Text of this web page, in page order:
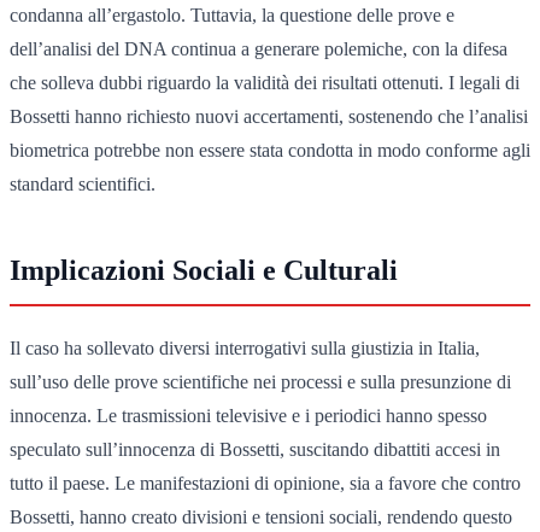
condanna all’ergastolo. Tuttavia, la questione delle prove e
dell’analisi del DNA continua a generare polemiche, con la difesa
che solleva dubbi riguardo la validità dei risultati ottenuti. I legali di
Bossetti hanno richiesto nuovi accertamenti, sostenendo che l’analisi
biometrica potrebbe non essere stata condotta in modo conforme agli
standard scientifici.
Implicazioni Sociali e Culturali
Il caso ha sollevato diversi interrogativi sulla giustizia in Italia,
sull’uso delle prove scientifiche nei processi e sulla presunzione di
innocenza. Le trasmissioni televisive e i periodici hanno spesso
speculato sull’innocenza di Bossetti, suscitando dibattiti accesi in
tutto il paese. Le manifestazioni di opinione, sia a favore che contro
Bossetti, hanno creato divisioni e tensioni sociali, rendendo questo